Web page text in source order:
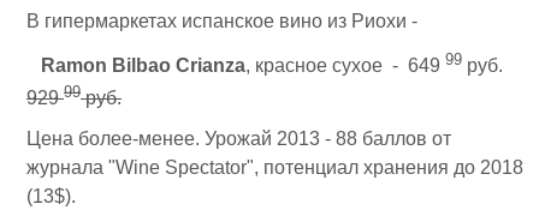
В гипермаркетах испанское вино из Риохи -
Ramon Bilbao Crianza, красное сухое - 649 99 руб.
92999руб.
Цена более-менее. Урожай 2013 - 88 баллов от
журнала "Wine Spectator", потенциал хранения до 2018
(13$).